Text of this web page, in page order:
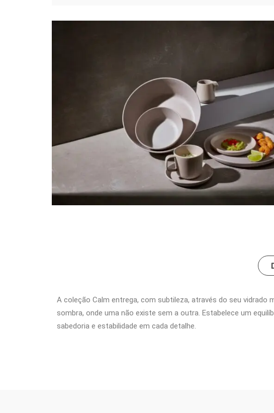
A coleção Calm entrega, com subtileza, através do seu
sombra, onde uma não existe sem a outra. Estabelece um
sabedoria e estabilidade em cada detalhe.